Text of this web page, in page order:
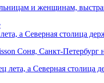
и женщинам,
а Северная столица
Соня, Санкт-